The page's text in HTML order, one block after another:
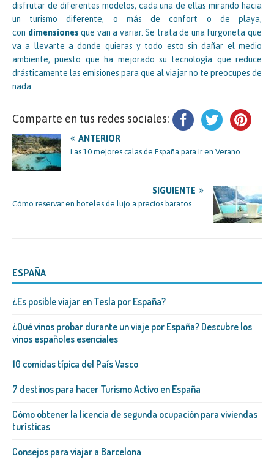
disfrutar de diferentes modelos, cada una de ellas mirando hacia
un turismo diferente, o más de confort o de playa,
con dimensiones que van a variar. Se trata de una furgoneta que
va a llevarte a donde quieras y todo esto sin dañar el medio
ambiente, puesto que ha mejorado su tecnología que reduce
drásticamente las emisiones para que al viajar no te preocupes de
nada.
Comparte en tus redes sociales:
ANTERIOR
Las 10 mejores calas de España para ir en Verano
SIGUIENTE
Cómo reservar en hoteles de lujo a precios baratos
ESPAÑA
¿Es posible viajar en Tesla por España?
¿Qué vinos probar durante un viaje por España? Descubre los
vinos españoles esenciales
10 comidas típica del País Vasco
7 destinos para hacer Turismo Activo en España
Cómo obtener la licencia de segunda ocupación para viviendas
turísticas
Consejos para viajar a Barcelona